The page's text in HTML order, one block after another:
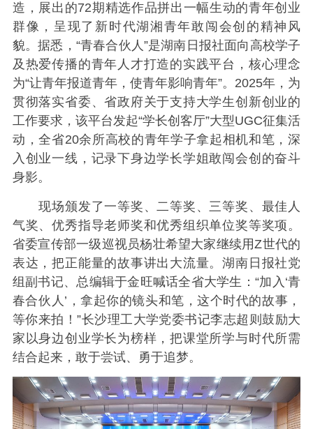
造，展出的72期精选作品拼出一幅生动的青年创业
群像，呈现了新时代湖湘青年敢闯会创的精神风
貌。据悉，“青春合伙人”是湖南日报社面向高校学子
及热爱传播的青年人才打造的实践平台，核心理念
为“让青年报道青年，使青年影响青年”。2025年，为
贯彻落实省委、省政府关于支持大学生创新创业的
工作要求，该平台发起“学长创客厅”大型UGC征集活
动，全省20余所高校的青年学子拿起相机和笔，深
入创业一线，记录下身边学长学姐敢闯会创的奋斗
身影。
现场颁发了一等奖、二等奖、三等奖、最佳人
气奖、优秀指导老师奖和优秀组织单位奖等奖项。
省委宣传部一级巡视员杨壮希望大家继续用Z世代的
表达，把正能量的故事讲出大流量。湖南日报社党
组副书记、总编辑于金旺喊话全省大学生：“加入‘青
春合伙人’，拿起你的镜头和笔，这个时代的故事，
等你来拍！”长沙理工大学党委书记李志超则鼓励大
家以身边创业学长为榜样，把课堂所学与时代所需
结合起来，敢于尝试、勇于追梦。